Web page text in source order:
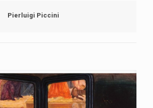
Pierluigi Piccini